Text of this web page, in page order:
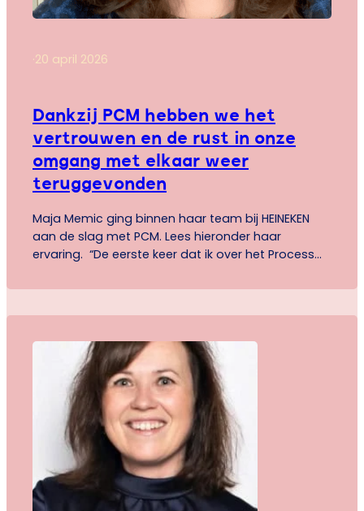
·20 april 2026
Dankzij PCM hebben we het
vertrouwen en de rust in onze
omgang met elkaar weer
teruggevonden
Maja Memic ging binnen haar team bij HEINEKEN
aan de slag met PCM. Lees hieronder haar
ervaring. “De eerste keer dat ik over het Process
werk,” vertelt Maja. “Samen met een aantal andere
altijd heel geïnteresseerd geweest…